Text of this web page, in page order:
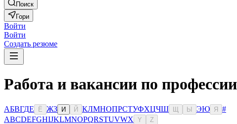
Поиск
Гори
Войти
Войти
Создать резюме
Работа и вакансии по
АБВГДЕ Ё ЖЗ И Й КЛМНОПРСТУФХЦЧШ Ы ЭЮ Я
#
ABCDEFGHIJKLMNOPQRSTUVWX Y Z